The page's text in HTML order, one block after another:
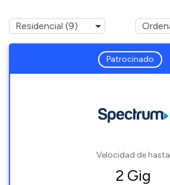
Patrocinado
Velocidad de hasta
2 Gig